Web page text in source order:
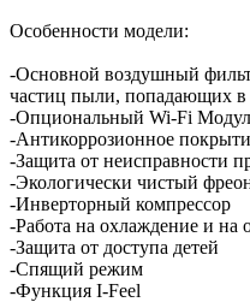
Особенности модели:
-Основной воздушный
частиц пыли, попадающих в
-Опциональный Wi-Fi
-Антикоррозионное
-Защита от неисправности
-Экологически чистый
-Инверторный компрессор
-Работа на охлаждение и на
-Защита от доступа детей
-Спящий режим
-Функция I-Feel